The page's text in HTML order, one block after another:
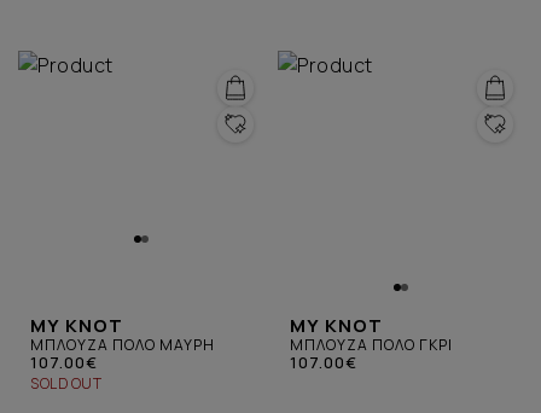
MY KNOT
ΜΠΛΟΥΖΑ ΠΟΛΟ ΜΑΥΡΗ
107.00€
SOLD OUT
MY KNOT
ΜΠΛΟΥΖΑ ΠΟΛΟ ΓΚΡΙ
107.00€